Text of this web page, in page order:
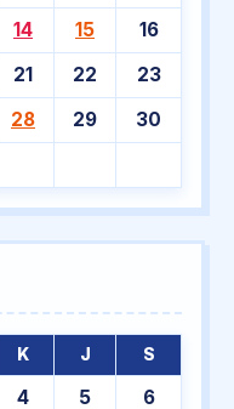
14 15
16
21 22
23
28 29
30
K J S
4 5 6